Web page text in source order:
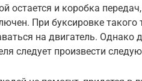
остается и коробка
При буксировке
на двигатель.
следует произвести